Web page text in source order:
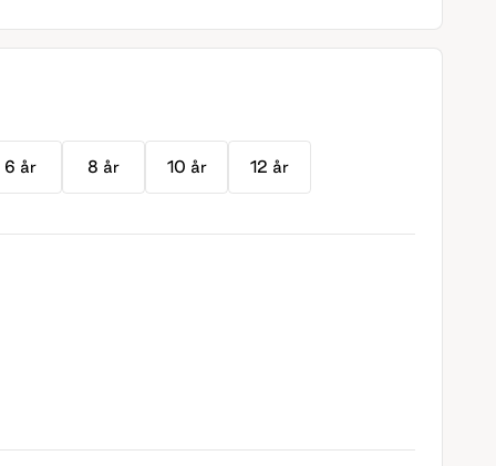
6 år 8 år 10 år 12 år